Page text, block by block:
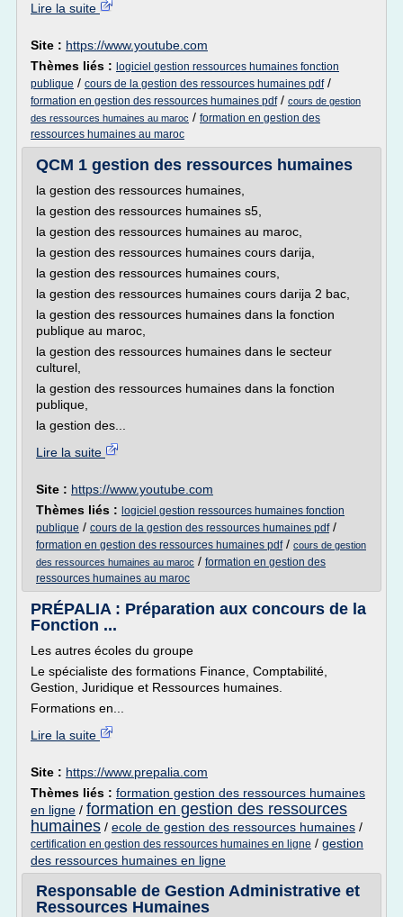
Lire la suite
Site : https://www.youtube.com
Thèmes liés : logiciel gestion ressources humaines fonction
publique / cours de la gestion des ressources humaines pdf/
formation en gestion des ressources humaines pdf/ cours de gestion
des ressources humaines au maroc / formation en gestion des
ressources humaines au maroc
QCM 1 gestion des ressources humaines
la gestion des ressources humaines,
la gestion des ressources humaines s5,
la gestion des ressources humaines au maroc,
la gestion des ressources humaines cours darija,
la gestion des ressources humaines cours,
la gestion des ressources humaines cours darija 2 bac,
la gestion des ressources humaines dans la fonction
publique au maroc,
la gestion des ressources humaines dans le secteur
culturel,
la gestion des ressources humaines dans la fonction
publique,
la gestion des...
Lire la suite
Site : https://www.youtube.com
Thèmes liés : logiciel gestion ressources humaines fonction
publique / cours de la gestion des ressources humaines pdf/
formation en gestion des ressources humaines pdf/ cours de gestion
des ressources humaines au maroc / formation en gestion des
ressources humaines au maroc
PRÉPALIA : Préparation aux concours de la
Fonction ...
Les autres écoles du groupe
Le spécialiste des formations Finance, Comptabilité,
Gestion, Juridique et Ressources humaines.
Formations en...
Lire la suite
Site : https://www.prepalia.com
Thèmes liés : formation gestion des ressources humaines
en ligne / formation en gestion des ressources
humaines / ecole de gestion des ressources humaines /
certification en gestion des ressources humaines en ligne / gestion
des ressources humaines en ligne
Responsable de Gestion Administrative et
Ressources Humaines